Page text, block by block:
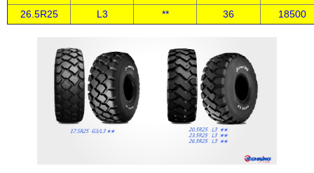
26.5R25
L3 ** 36 18500